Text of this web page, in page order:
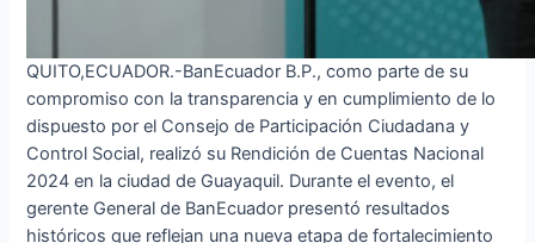
QUITO,ECUADOR.-BanEcuador B.P., como parte de su
compromiso con la transparencia y en cumplimiento de lo
dispuesto por el Consejo de Participación Ciudadana y
Control Social, realizó su Rendición de Cuentas Nacional
2024 en la ciudad de Guayaquil. Durante el evento, el
gerente General de BanEcuador presentó resultados
históricos que reflejan una nueva etapa de fortalecimiento